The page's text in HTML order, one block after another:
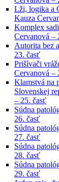
Lži, logika a
Kauza
Komplex
Cervanová –
Autorita bez
23. časť
Prišívači
Cervanová –
Klamstvá na
Slovenskej
– 25. časť
Súdna
26. časť
Súdna
27. časť
Súdna
28. časť
Súdna
29. časť